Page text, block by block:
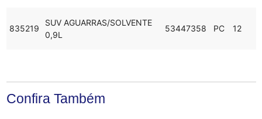
835219
SUV AGUARRAS/SOLVENTE
0,9L
53447358 PC 12
Confira Também